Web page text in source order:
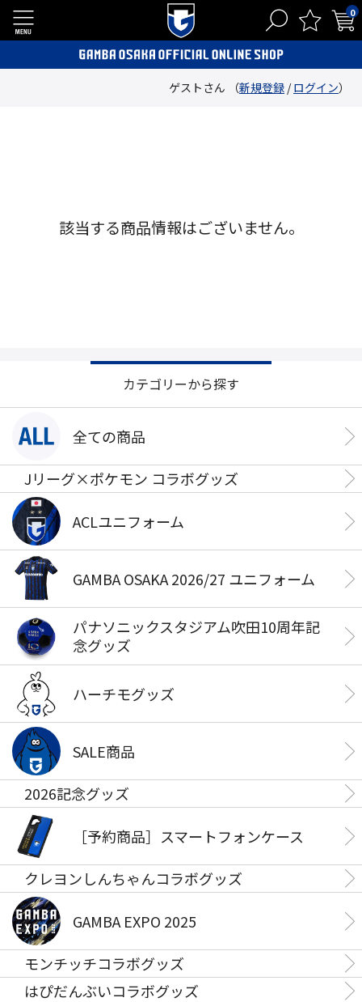
0
ゲストさん （新規登録 /ログイン）
該当する商品情報はございません。
カテゴリーから探す
全ての商品
Jリーグ×ポケモン コラボグッズ
ACLユニフォーム
GAMBA OSAKA 2026/27 ユニフォーム
パナソニックスタジアム吹田10周年記
念グッズ
ハーチモグッズ
SALE商品
2026記念グッズ
［予約商品］スマートフォンケース
クレヨンしんちゃんコラボグッズ
GAMBA EXPO 2025
モンチッチコラボグッズ
はぴだんぶいコラボグッズ